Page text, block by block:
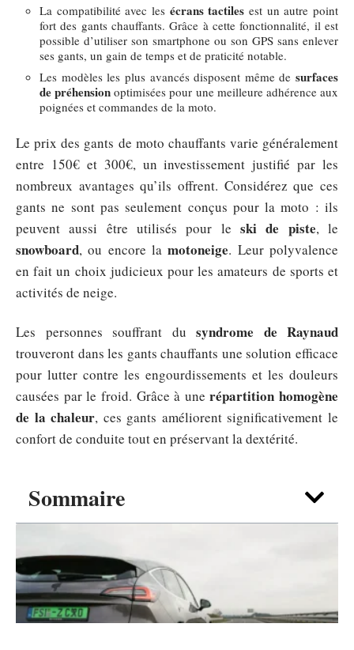
Sommaire
La compatibilité avec les écrans tactiles est un autre point
fort des gants chauffants. Grâce à cette fonctionnalité, il est
possible d’utiliser son smartphone ou son GPS sans enlever
ses gants, un gain de temps et de praticité notable.
Les modèles les plus avancés disposent même de surfaces
de préhension optimisées pour une meilleure adhérence aux
poignées et commandes de la moto.
Le prix des gants de moto chauffants varie généralement
entre 150€ et 300€, un investissement justifié par les
nombreux avantages qu’ils offrent. Considérez que ces
gants ne sont pas seulement conçus pour la moto : ils
peuvent aussi être utilisés pour le ski de piste, le
snowboard, ou encore lamotoneige. Leur polyvalence
en fait un choix judicieux pour les amateurs de sports et
activités de neige.
Les personnes souffrant du syndrome de Raynaud
trouveront dans les gants chauffants une solution efficace
pour lutter contre les engourdissements et les douleurs
causées par le froid. Grâce à unerépartition homogène
de la chaleur, ces gants améliorent significativement le
confort de conduite tout en préservant la dextérité.